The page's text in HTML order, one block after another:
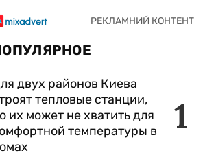
1
двух районов Киева
тепловые станции,
их может не хватить для
температуры в